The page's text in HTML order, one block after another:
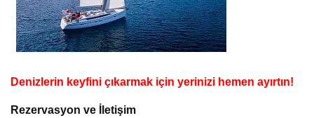
Denizlerin keyfini çıkarmak için yerinizi hemen ayırtın!
Rezervasyon ve İletişim